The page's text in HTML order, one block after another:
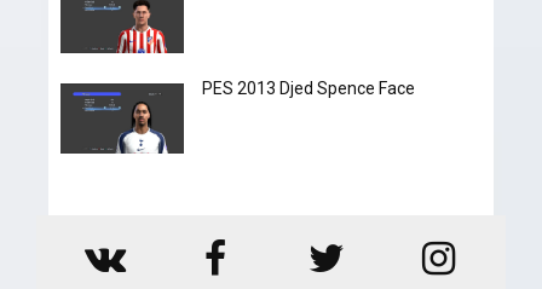
PES 2013 Djed Spence Face